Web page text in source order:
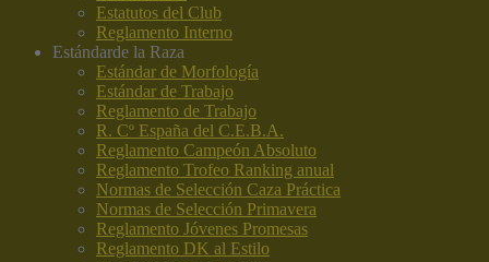
Estatutos del Club
Reglamento Interno
Estándarde la Raza
Estándar de Morfología
Estándar de Trabajo
Reglamento de Trabajo
R. Cº España del C.E.B.A.
Reglamento Campeón Absoluto
Reglamento Trofeo Ranking anual
Normas de Selección Caza Práctica
Normas de Selección Primavera
Reglamento Jóvenes Promesas
Reglamento DK al Estilo